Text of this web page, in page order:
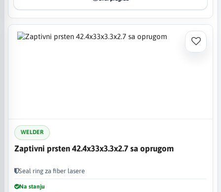
WELDER
Zaptivni prsten 42.4x33x3.3x2.7 sa oprugom
Seal ring za fiber lasere
Na stanju